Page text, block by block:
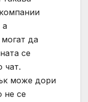
а
да
се
чат.
може дори
не се